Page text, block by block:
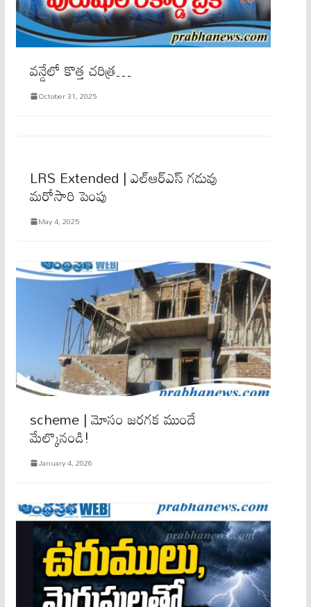
వ‌న్డేలో కొత్త‌ చరిత్ర…
October 31, 2025
LRS Extended | ఎల్ఆర్ఎస్ గడువు
మరోసారి పెంపు
May 4, 2025
scheme | మోసం జ‌ర‌గ‌క ముందే
మేల్కొనండి!
January 4, 2026